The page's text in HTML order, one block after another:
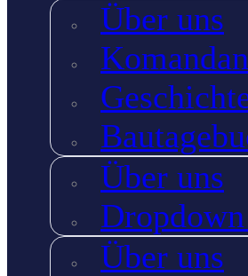
Über uns
Über uns
Über uns